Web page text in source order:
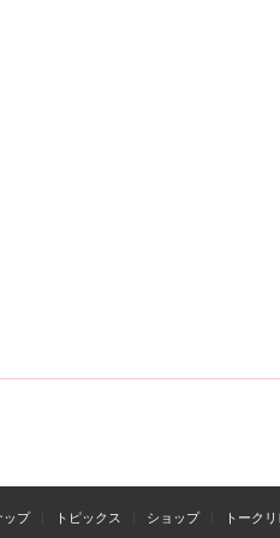
ップ トピックス ショップ トーク